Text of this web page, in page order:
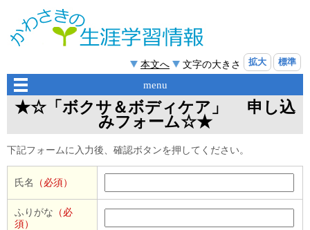
本文へ 文字の大きさ 拡大 標準
menu
★☆「ボクサ＆ボディケア」 申し込
みフォーム☆★
下記フォームに入力後、確認ボタンを押してください。
氏名 （必須）
ふりがな （必
須）